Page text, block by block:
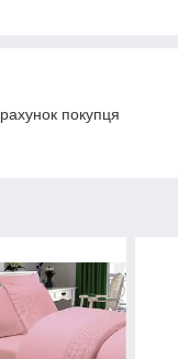
покупця